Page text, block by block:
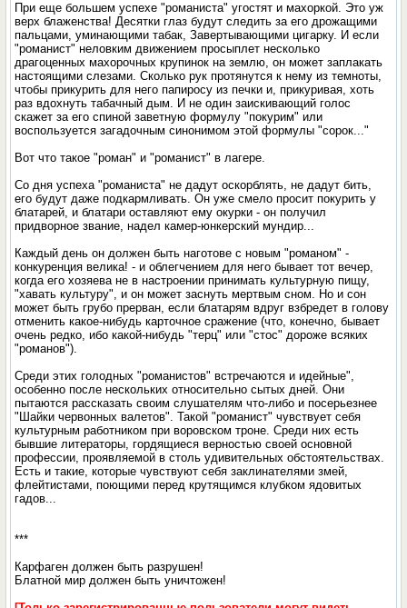
При еще большем успехе "романиста" угостят и махоркой. Это уж
верх блаженства! Десятки глаз будут следить за его дрожащими
пальцами, уминающими табак, Завертывающими цигарку. И если
"романист" неловким движением просыплет несколько
драгоценных махорочных крупинок на землю, он может заплакать
настоящими слезами. Сколько рук протянутся к нему из темноты,
чтобы прикурить для него папиросу из печки и, прикуривая, хоть
раз вдохнуть табачный дым. И не один заискивающий голос
скажет за его спиной заветную формулу "покурим" или
воспользуется загадочным синонимом этой формулы "сорок..."
Вот что такое "роман" и "романист" в лагере.
Со дня успеха "романиста" не дадут оскорблять, не дадут бить,
его будут даже подкармливать. Он уже смело просит покурить у
блатарей, и блатари оставляют ему окурки - он получил
придворное звание, надел камер-юнкерский мундир...
Каждый день он должен быть наготове с новым "романом" -
конкуренция велика! - и облегчением для него бывает тот вечер,
когда его хозяева не в настроении принимать культурную пищу,
"хавать культуру", и он может заснуть мертвым сном. Но и сон
может быть грубо прерван, если блатарям вдруг взбредет в голову
отменить какое-нибудь карточное сражение (что, конечно, бывает
очень редко, ибо какой-нибудь "терц" или "стос" дороже всяких
"романов").
Среди этих голодных "романистов" встречаются и идейные",
особенно после нескольких относительно сытых дней. Они
пытаются рассказать своим слушателям что-либо и посерьезнее
"Шайки червонных валетов". Такой "романист" чувствует себя
культурным работником при воровском троне. Среди них есть
бывшие литераторы, гордящиеся верностью своей основной
профессии, проявляемой в столь удивительных обстоятельствах.
Есть и такие, которые чувствуют себя заклинателями змей,
флейтистами, поющими перед крутящимся клубком ядовитых
гадов...
***
Карфаген должен быть разрушен!
Блатной мир должен быть уничтожен!